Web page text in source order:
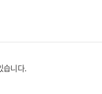
충하는 경우에는 별도 계약의
.
니다.
니다.
습니다.